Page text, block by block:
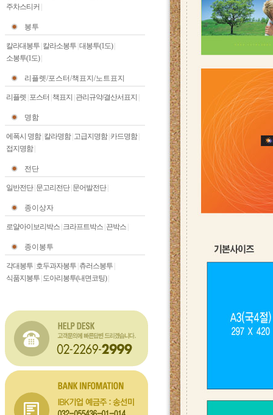
주차스티커
봉투
칼라대봉투 칼라소봉투 대봉투(1도)|
소봉투(1도)|
리플렛/포스터/책표지/노트표지
리플렛 포스터 책표지 관리규약/결산서표지
명함
에폭시 명함| 칼라명함| 고급지명함| 카드명함|
접지명함|
전단
일반전단| 문고리전단| 문어발전단|
종이상자
로얄아이보리박스 크라프트박스 끈박스
종이봉투
각대봉투 호두과자봉투 츄러스봉투
식품지봉투 도아리봉투(내면코팅)|